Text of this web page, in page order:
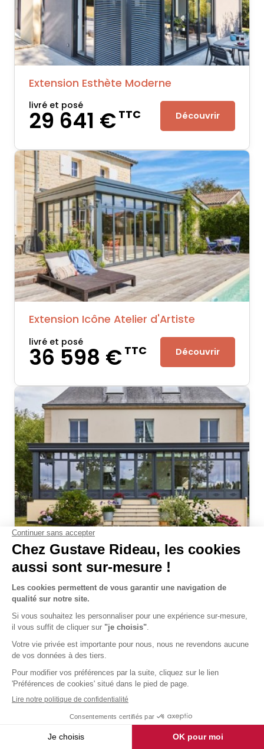
Extension Esthète Moderne
livré et posé
29 641 €TTC Découvrir
Extension Icône Atelier d'Artiste
livré et posé
36 598 €TTC Découvrir
Extension Esthète Atelier d'artiste
76 774 €TTC Découvrir
Exemple de prix correspondant à une
réalisation sur-mesure
et selon caractéristiques citées, sous
réserve de l’accessibilité et du lieu de pose.